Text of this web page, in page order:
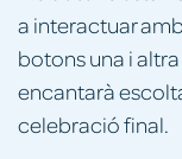
a interactuar
botons una i
encantarà
celebració final.